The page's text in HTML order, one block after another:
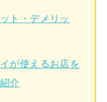
ト・デメリッ
が使えるお店を
介